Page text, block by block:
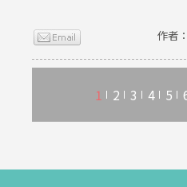
作者
1 2 3 4 5